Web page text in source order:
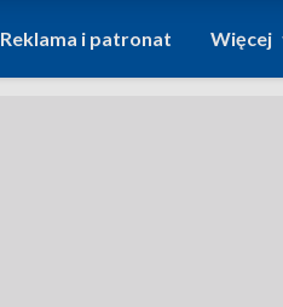
Reklama i patronat Więcej